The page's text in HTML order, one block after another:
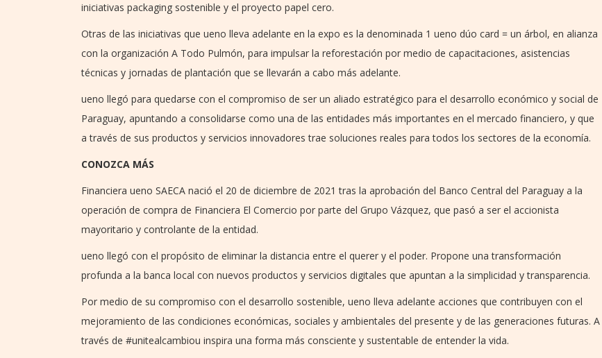
iniciativas packaging sostenible y el proyecto papel cero.
Otras de las iniciativas que ueno lleva adelante en la expo es la denominada 1 ueno dúo card = un árbol, en alianza
con la organización A Todo Pulmón, para impulsar la reforestación por medio de capacitaciones, asistencias
técnicas y jornadas de plantación que se llevarán a cabo más adelante.
ueno llegó para quedarse con el compromiso de ser un aliado estratégico para el desarrollo económico y social de
Paraguay, apuntando a consolidarse como una de las entidades más importantes en el mercado financiero, y que
a través de sus productos y servicios innovadores trae soluciones reales para todos los sectores de la economía.
CONOZCA MÁS
Financiera ueno SAECA nació el 20 de diciembre de 2021 tras la aprobación del Banco Central del Paraguay a la
operación de compra de Financiera El Comercio por parte del Grupo Vázquez, que pasó a ser el accionista
mayoritario y controlante de la entidad.
ueno llegó con el propósito de eliminar la distancia entre el querer y el poder. Propone una transformación
profunda a la banca local con nuevos productos y servicios digitales que apuntan a la simplicidad y transparencia.
Por medio de su compromiso con el desarrollo sostenible, ueno lleva adelante acciones que contribuyen con el
mejoramiento de las condiciones económicas, sociales y ambientales del presente y de las generaciones futuras. A
través de #unitealcambiou inspira una forma más consciente y sustentable de entender la vida.